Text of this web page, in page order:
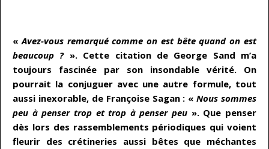
«Avez-vous remarqué comme on est bête quand on est
beaucoup ?». Cette citation de George Sand m’a
toujours fascinée par son insondable vérité. On
pourrait la conjuguer avec une autre formule, tout
aussi inexorable, de Françoise Sagan : «Nous sommes
peu à penser trop et trop à penser peu ». Que penser
dès lors des rassemblements périodiques qui voient
fleurir des crétineries aussi bêtes que méchantes